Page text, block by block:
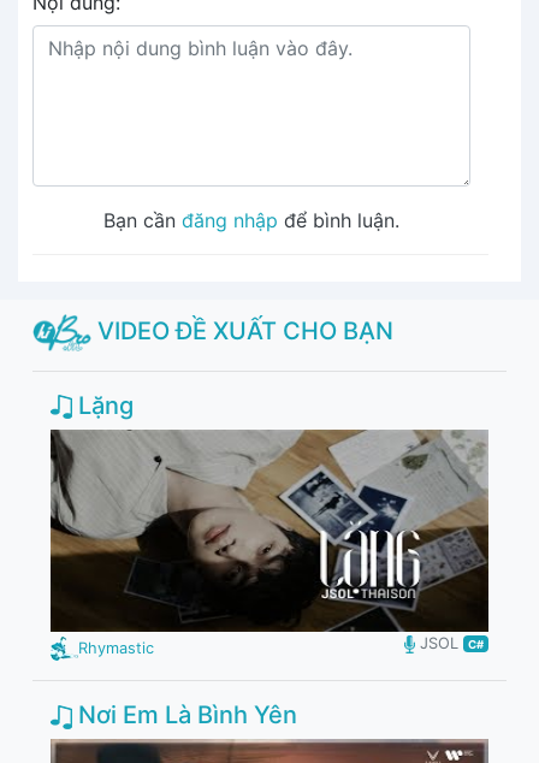
Bạn cần đăng nhập để bình luận.
VIDEO ĐỀ XUẤT CHO BẠN
Lặng
Rhymastic JSOL C#
Nơi Em Là Bình Yên